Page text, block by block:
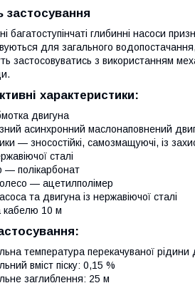
застосування
багатоступінчаті глибинні насоси
для загального
застосовуватись з використанням
характеристики:
двигуна
асинхронний маслонаповнений
— зносостійкі, самозмащуючі, із
сталі
полікарбонат
— ацетилполімер
та двигуна із нержавіючої сталі
10 м
температура перекачуваної
вміст піску: 0,15 %
заглиблення: 25 м